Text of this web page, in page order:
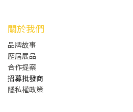
關於我們
品牌故事
歷屆展品
合作提案
招募批發商
隱私權政策